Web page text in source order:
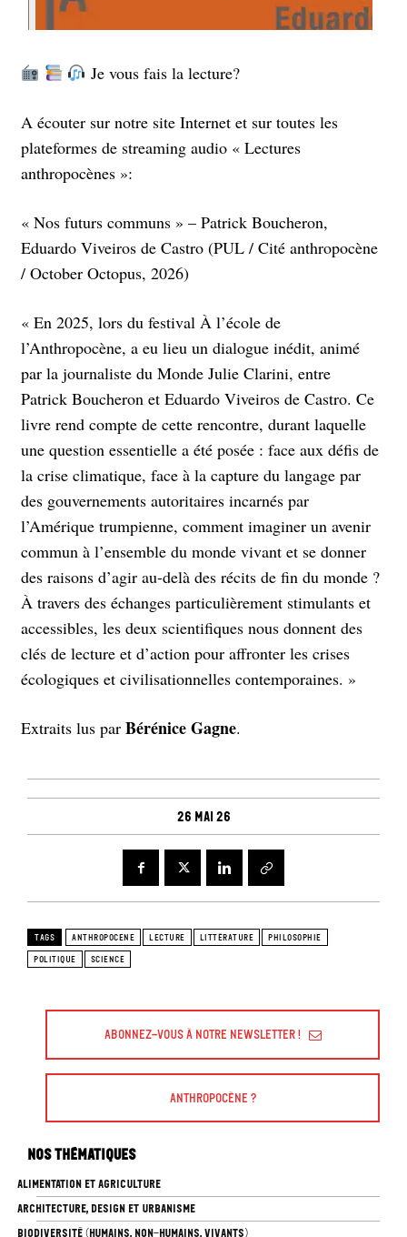
Je vous fais la lecture?
A écouter sur notre site Internet et sur toutes les
plateformes de streaming audio « Lectures
anthropocènes »:
« Nos futurs communs » – Patrick Boucheron,
Eduardo Viveiros de Castro (PUL / Cité anthropocène
/ October Octopus, 2026)
« En 2025, lors du festival À l’école de
l’Anthropocène, a eu lieu un dialogue inédit, animé
par la journaliste du Monde Julie Clarini, entre
Patrick Boucheron et Eduardo Viveiros de Castro. Ce
livre rend compte de cette rencontre, durant laquelle
une question essentielle a été posée : face aux défis de
la crise climatique, face à la capture du langage par
des gouvernements autoritaires incarnés par
l’Amérique trumpienne, comment imaginer un avenir
commun à l’ensemble du monde vivant et se donner
des raisons d’agir au-delà des récits de fin du monde ?
À travers des échanges particulièrement stimulants et
accessibles, les deux scientifiques nous donnent des
clés de lecture et d’action pour affronter les crises
écologiques et civilisationnelles contemporaines. »
Extraits lus par Bérénice Gagne.
26 mai 26
TAGS ANTHROPOCENE LECTURE LITTÉRATURE
PHILOSOPHIE
POLITIQUE
SCIENCE
Abonnez-vous à Notre Newsletter !
Anthropocène ?
Nos thématiques
ALIMENTATION ET AGRICULTURE
ARCHITECTURE, DESIGN ET URBANISME
BIODIVERSITÉ (HUMAINS, NON-HUMAINS, VIVANTS)